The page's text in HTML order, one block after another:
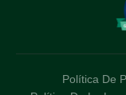
Política De